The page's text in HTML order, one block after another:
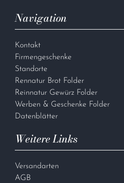
Navigation
Kontakt
Firmengeschenke
Standorte
Rennatur Brot Folder
Reinnatur Gewürz Folder
Werben & Geschenke Folder
Datenblätter
Weitere Links
Versandarten
AGB